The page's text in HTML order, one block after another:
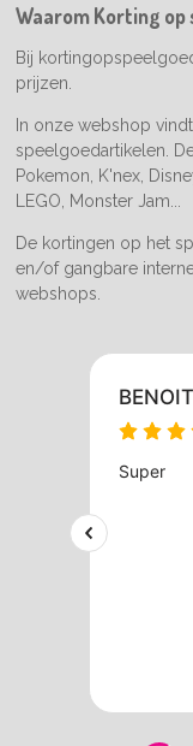
k
a
m
Waarom Korting op
Bij
prijzen.
In onze webshop
speelgoedartikelen.
Pokemon, K'nex,
LEGO, Monster Jam...
De kortingen op het
en/of gangbare
webshops.